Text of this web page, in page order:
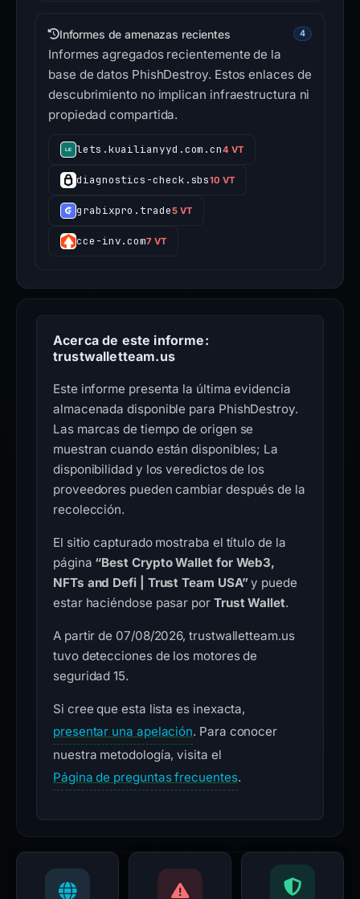
Informes de amenazas recientes 4
Informes agregados recientemente de la
base de datos PhishDestroy. Estos enlaces de
descubrimiento no implican infraestructura ni
propiedad compartida.
lets.kuailianyyd.com.cn4 VT
diagnostics-check.sbs10 VT
grabixpro.trade5 VT
cce-inv.com7 VT
Acerca de este informe:
trustwalletteam.us
Este informe presenta la última evidencia
almacenada disponible para PhishDestroy.
Las marcas de tiempo de origen se
muestran cuando están disponibles; La
disponibilidad y los veredictos de los
proveedores pueden cambiar después de la
recolección.
El sitio capturado mostraba el título de la
página “Best Crypto Wallet for Web3,
NFTs and Defi | Trust Team USA”y puede
estar haciéndose pasar por Trust Wallet.
A partir de 07/08/2026, trustwalletteam.us
tuvo detecciones de los motores de
seguridad 15.
Si cree que esta lista es inexacta,
presentar una apelación. Para conocer
nuestra metodología, visita el
Página de preguntas frecuentes.